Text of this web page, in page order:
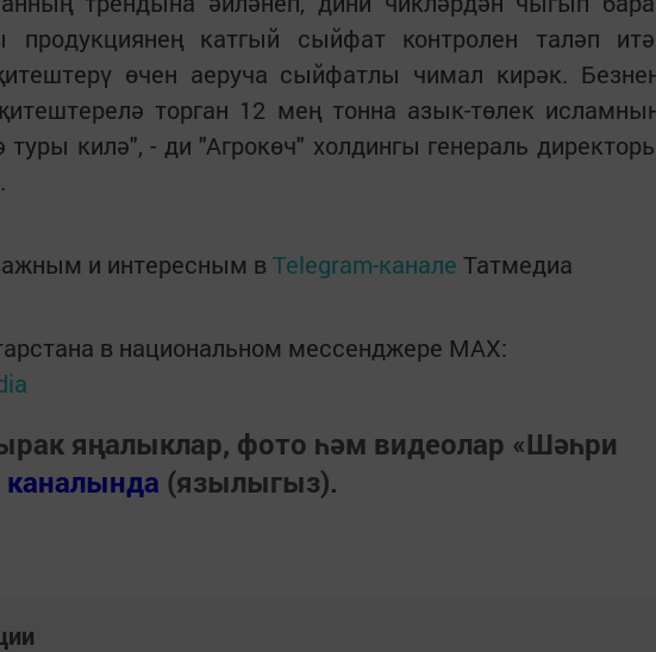
продукциянең катгый сыйфат контролен таләп
өчен аеруча сыйфатлы чимал кирәк.
торган 12 мең тонна азык-төлек
туры килә", - ди "Агрокөч" холдингы генераль
и интересным в Telegram-канале Татмедиа
в национальном мессенджере MАХ:
яңалыклар, фото һәм видеолар «Шәһри
каналында (язылыгыз).